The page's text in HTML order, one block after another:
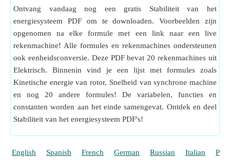
X Synchrone reactantie (Ohm)
δ Elektrische stroomhoek (Graad)
δ Hoekverplaatsing van de machine (radiaal)
c
δcc Kritieke vrijgavehoek (Graad)
δmax Maximale vrijgavehoek (Graad)
δ
ζop Krachthoek (Graad)
m
Oscillatieconstante
Stroom Eenheidsconversie
Meting: Elektrisch potentieelin Volt (V)
Elektrisch potentieel Eenheidsconversie
Meting: Elektrische Weerstandin Ohm (Ω)
Elektrische Weerstand Eenheidsconversie
Meting:Elektrische stroom in Ampère (A)
Elektrische stroom Eenheidsconversie
Meting
Hoek
in Graad (°), radiaal (rad)
Meting: Frequentie
in Hertz (Hz)
Snelheid Eenheidsconversie
Ontvang vandaag nog een gratis Stabiliteit van het
energiesysteem PDF om te downloaden. Voorbeelden zijn
opgenomen na elke formule met een link naar een live
rekenmachine! Alle formules en rekenmachines ondersteunen
ook eenheidsconversie. Deze PDF bevat 20 rekenmachines uit
Elektrisch. Binnenin vind je een lijst met formules zoals
Kinetische energie van rotor, Snelheid van synchrone machine
en nog 20 andere formules! De variabelen, functies en
constanten worden aan het einde samengevat. Ontdek en deel
Stabiliteit van het energiesysteem PDF's!
English Spanish French German Russian Italian